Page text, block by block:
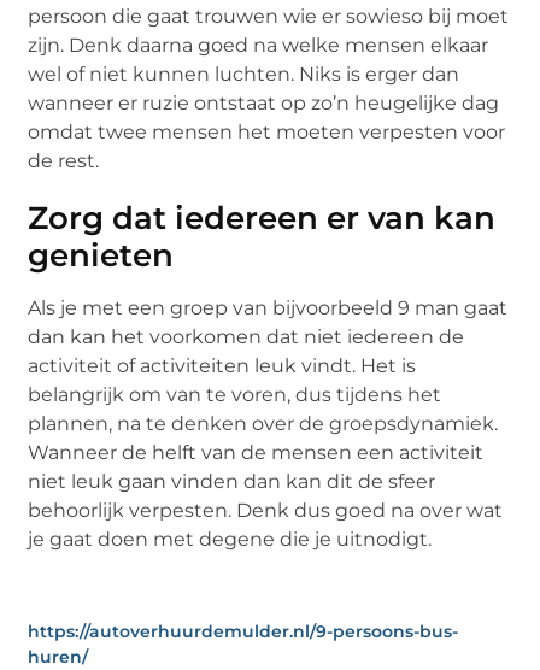
persoon die gaat trouwen wie er sowieso bij moet
zijn. Denk daarna goed na welke mensen elkaar
wel of niet kunnen luchten. Niks is erger dan
wanneer er ruzie ontstaat op zo’n heugelijke dag
omdat twee mensen het moeten verpesten voor
de rest.
Zorg dat iedereen er van kan
genieten
Als je met een groep van bijvoorbeeld 9 man gaat
dan kan het voorkomen dat niet iedereen de
activiteit of activiteiten leuk vindt. Het is
belangrijk om van te voren, dus tijdens het
plannen, na te denken over de groepsdynamiek.
Wanneer de helft van de mensen een activiteit
niet leuk gaan vinden dan kan dit de sfeer
behoorlijk verpesten. Denk dus goed na over wat
je gaat doen met degene die je uitnodigt.
https://autoverhuurdemulder.nl/9-persoons-bus-
huren/